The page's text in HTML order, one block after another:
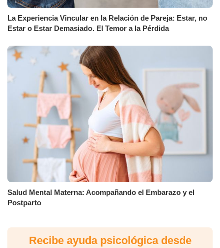
La Experiencia Vincular en la Relación de Pareja: Estar, no
Estar o Estar Demasiado. El Temor a la Pérdida
Salud Mental Materna: Acompañando el Embarazo y el
Postparto
Recibe ayuda psicológica desde